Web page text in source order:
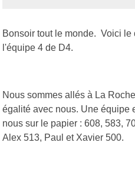
Bonsoir tout le monde. Voici le
l'équipe 4 de D4.
Nous sommes allés à La
égalité avec nous. Une équipe
nous sur le papier : 608, 583,
Alex 513, Paul et Xavier 500.